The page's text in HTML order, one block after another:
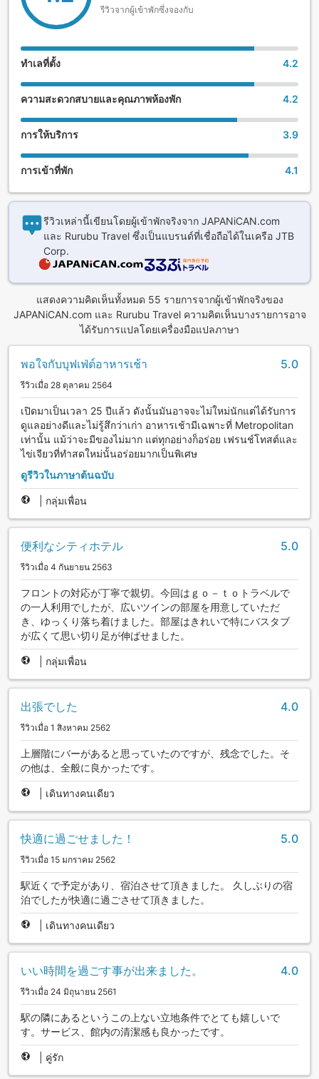
- Sobadokoro Azumaya (Main Restaurant): 27 min on foot;
11 min by car
- Booknerd: 29 min on foot; 10 min by car
- Morioka Cafe Jazz Kaiunbashi no Johnny: 9 min on foot;
4 min by car
รีวิวจากผู้เข้าพักซึ่งจองกับ
ทำเลที่ตั้ง 4.2
ความสะดวกสบายและคุณภาพห้องพัก 4.2
การให้บริการ 3.9
การเข้าที่พัก 4.1
รีวิวเหล่านี้เขียนโดยผู้เข้าพักจริงจาก JAPANiCAN.com
และ Rurubu Travel ซึ่งเป็นแบรนด์ที่เชื่อถือได้ในเครือ JTB
Corp.
แสดงความคิดเห็นทั้งหมด 55 รายการจากผู้เข้าพักจริงของ
JAPANiCAN.com และ Rurubu Travel ความคิดเห็นบางรายการอาจ
ได้รับการแปลโดยเครื่องมือแปลภาษา
พอใจกับบุฟเฟ่ต์อาหารเช้า 5.0
รีวิวเมื่อ 28 ตุลาคม 2564
เปิดมาเป็นเวลา 25 ปีแล้ว ดังนั้นมันอาจจะไม่ใหม่นักแต่ได้รับการ
ดูแลอย่างดีและไม่รู้สึกว่าเก่า อาหารเช้ามีเฉพาะที่ Metropolitan
เท่านั้น แม้ว่าจะมีของไม่มาก แต่ทุกอย่างก็อร่อย เฟรนช์โทสต์และ
ไข่เจียวที่ทำสดใหม่นั้นอร่อยมากเป็นพิเศษ
ดูรีวิวในภาษาต้นฉบับ
กลุ่มเพื่อน
便利なシティホテル 5.0
รีวิวเมื่อ 4 กันยายน 2563
フロントの対応が丁寧で親切。今回はｇｏ－ｔｏトラベルで
の一人利用でしたが、広いツインの部屋を用意していただ
き、ゆっくり落ち着けました。部屋はきれいで特にバスタブ
が広くて思い切り足が伸ばせました。
กลุ่มเพื่อน
出張でした 4.0
รีวิวเมื่อ 1 สิงหาคม 2562
上層階にバーがあると思っていたのですが、残念でした。そ
の他は、全般に良かったです。
เดินทางคนเดียว
快適に過ごせました！ 5.0
รีวิวเมื่อ 15 มกราคม 2562
駅近くで予定があり、宿泊させて頂きました。 久しぶりの宿
泊でしたが快適に過ごさせて頂きました。
เดินทางคนเดียว
いい時間を過ごす事が出来ました。 4.0
รีวิวเมื่อ 24 มิถุนายน 2561
駅の隣にあるというこの上ない立地条件でとても嬉しいで
す。サービス、館内の清潔感も良かったです。
คู่รัก